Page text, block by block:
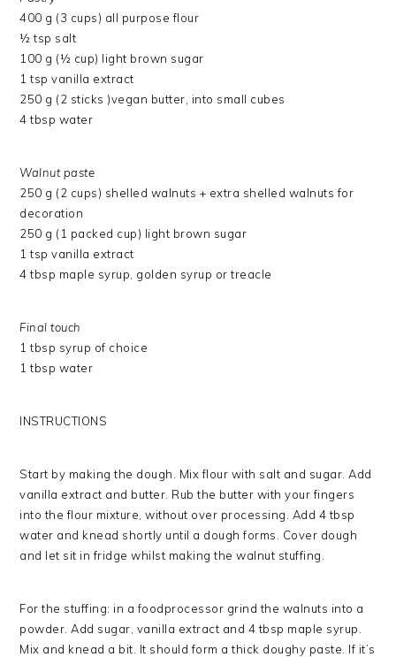
400 g (3 cups) all purpose flour
½ tsp salt
100 g (½ cup) light brown sugar
1 tsp vanilla extract
250 g (2 sticks )vegan butter, into small cubes
4 tbsp water
Walnut paste
250 g (2 cups) shelled walnuts + extra shelled walnuts for
decoration
250 g (1 packed cup) light brown sugar
1 tsp vanilla extract
4 tbsp maple syrup, golden syrup or treacle
Final touch
1 tbsp syrup of choice
1 tbsp water
INSTRUCTIONS
Start by making the dough. Mix flour with salt and sugar. Add
vanilla extract and butter. Rub the butter with your fingers
into the flour mixture, without over processing. Add 4 tbsp
water and knead shortly until a dough forms. Cover dough
and let sit in fridge whilst making the walnut stuffing.
For the stuffing: in a foodprocessor grind the walnuts into a
powder. Add sugar, vanilla extract and 4 tbsp maple syrup.
Mix and knead a bit. It should form a thick doughy paste. If it’s